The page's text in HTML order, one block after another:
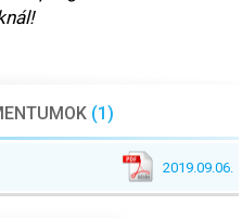
(1)
2019.09.06.